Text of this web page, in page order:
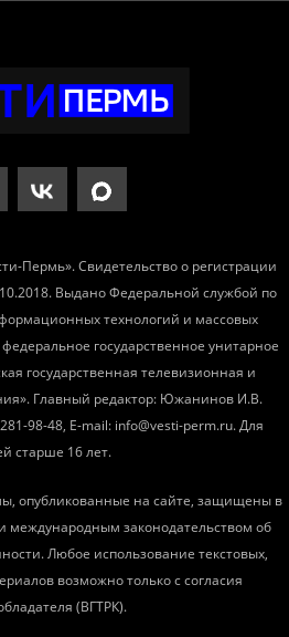
Пермь». Свидетельство о регистрации
Выдано Федеральной службой по
технологий и массовых
государственное унитарное
государственная телевизионная и
Главный редактор: Южанинов И.В.
98-48, E-mail: info@vesti-perm.ru. Для
старше 16 лет.
опубликованные на сайте, защищены в
международным законодательством об
Любое использование текстовых,
возможно только с согласия
(ВГТРК).